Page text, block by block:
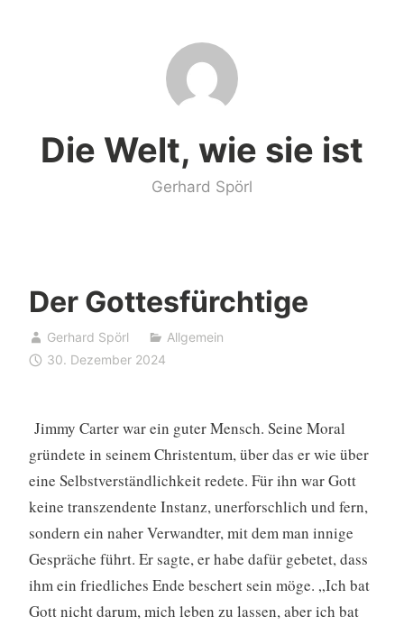
Die Welt, wie sie ist
Gerhard Spörl
Der Gottesfürchtige
Gerhard Spörl
Allgemein
30. Dezember 2024
Jimmy Carter war ein guter Mensch. Seine Moral
gründete in seinem Christentum, über das er wie über
eine Selbstverständlichkeit redete. Für ihn war Gott
keine transzendente Instanz, unerforschlich und fern,
sondern ein naher Verwandter, mit dem man innige
Gespräche führt. Er sagte, er habe dafür gebetet, dass
ihm ein friedliches Ende beschert sein möge. „Ich bat
Gott nicht darum, mich leben zu lassen, aber ich bat